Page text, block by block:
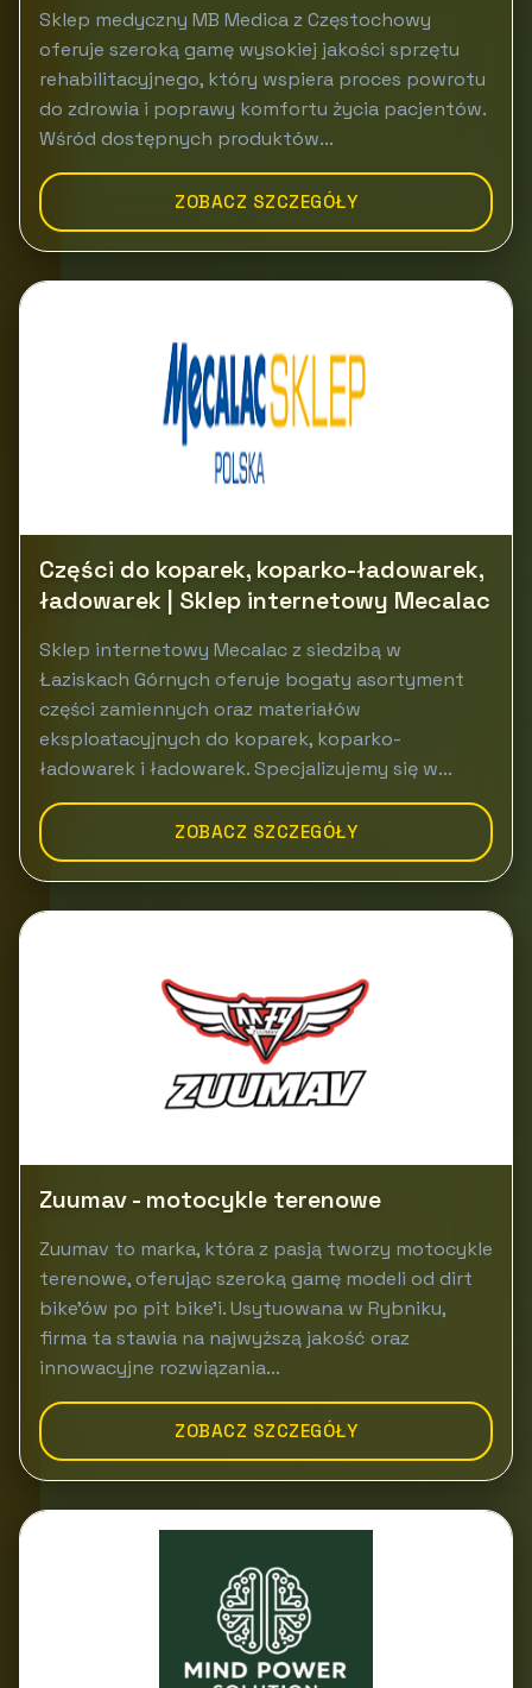
Sklep medyczny MB Medica z Częstochowy
oferuje szeroką gamę wysokiej jakości sprzętu
rehabilitacyjnego, który wspiera proces powrotu
do zdrowia i poprawy komfortu życia pacjentów.
Wśród dostępnych produktów...
ZOBACZ SZCZEGÓŁY
Części do koparek, koparko-ładowarek,
ładowarek | Sklep internetowy Mecalac
Sklep internetowy Mecalac z siedzibą w
Łaziskach Górnych oferuje bogaty asortyment
części zamiennych oraz materiałów
eksploatacyjnych do koparek, koparko-
ładowarek i ładowarek. Specjalizujemy się w...
ZOBACZ SZCZEGÓŁY
Zuumav - motocykle terenowe
Zuumav to marka, która z pasją tworzy motocykle
terenowe, oferując szeroką gamę modeli od dirt
bike'ów po pit bike'i. Usytuowana w Rybniku,
firma ta stawia na najwyższą jakość oraz
innowacyjne rozwiązania...
ZOBACZ SZCZEGÓŁY